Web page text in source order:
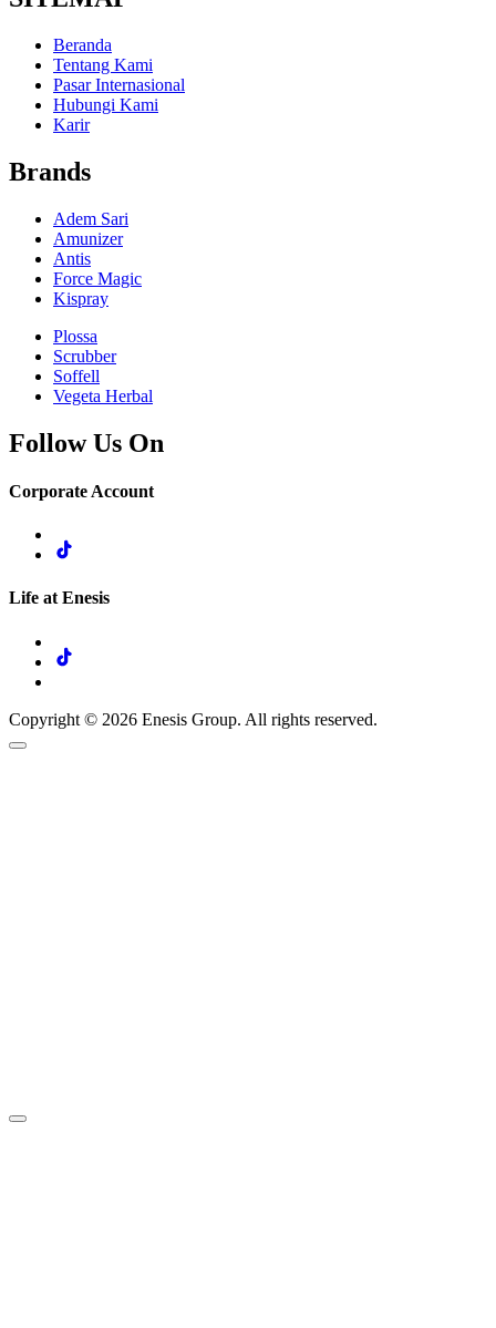
Beranda
Tentang Kami
Pasar Internasional
Hubungi Kami
Karir
Brands
Adem Sari
Amunizer
Antis
Force Magic
Kispray
Plossa
Scrubber
Soffell
Vegeta Herbal
Follow Us On
Corporate Account
Life at Enesis
Copyright © 2026 Enesis Group. All rights reserved.